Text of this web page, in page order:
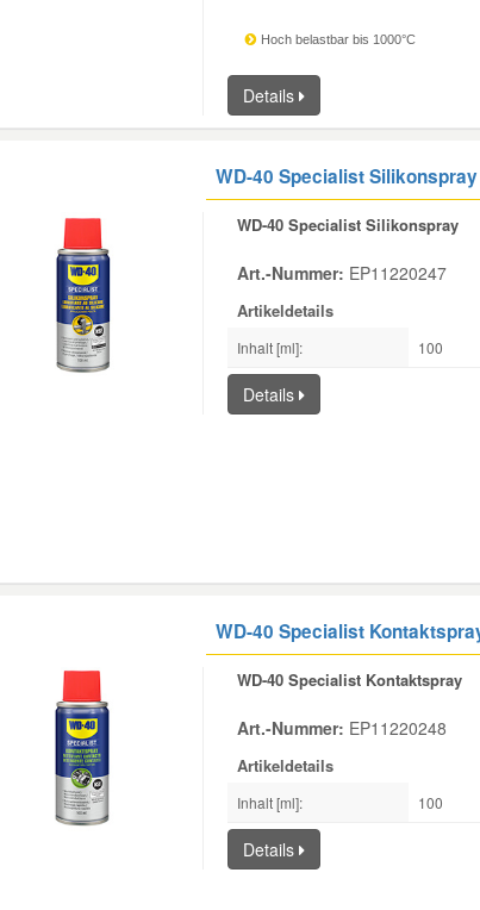
Hoch belastbar bis 1000°C
Details
WD-40 Specialist
WD-40 Specialist Silikonspray
Art.-Nummer: EP11220247
Artikeldetails
Inhalt [ml]: 100
Details
WD-40 Specialist
WD-40 Specialist Kontaktspray
Art.-Nummer: EP11220248
Artikeldetails
Inhalt [ml]: 100
Details